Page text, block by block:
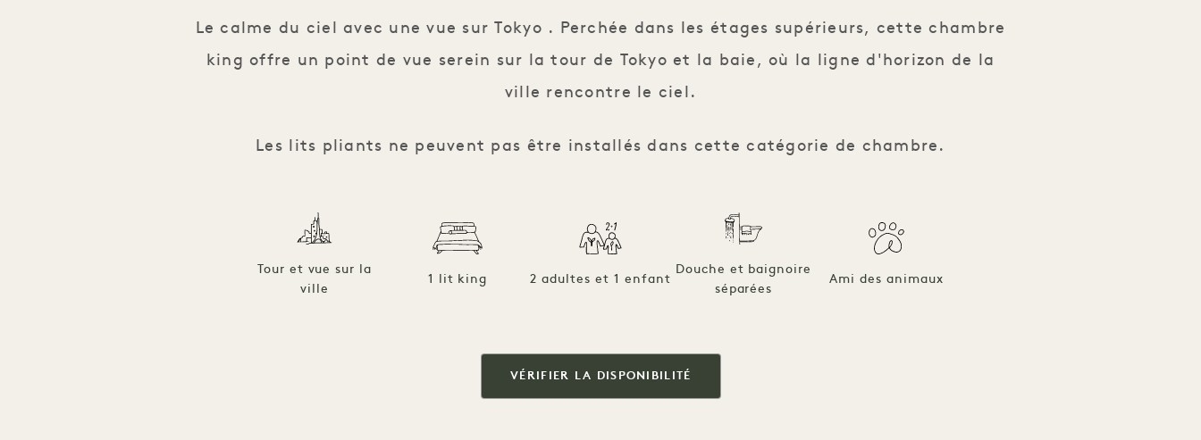
Le calme du ciel avec une vue sur Tokyo . Perchée dans les étages supérieurs, cette chambre
king offre un point de vue serein sur la tour de Tokyo et la baie, où la ligne d'horizon de la
ville rencontre le ciel.
Les lits pliants ne peuvent pas être installés dans cette catégorie de chambre.
Tour et vue sur la
ville
1 lit king 2 adultes et 1 enfant
Douche et baignoire
séparées
Ami des animaux
VÉRIFIER LA DISPONIBILITÉ